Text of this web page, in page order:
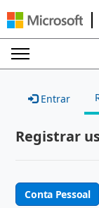
Entrar
Registrar
Conta Pessoal